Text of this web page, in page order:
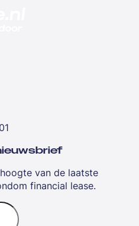
van de laatste
financial lease.